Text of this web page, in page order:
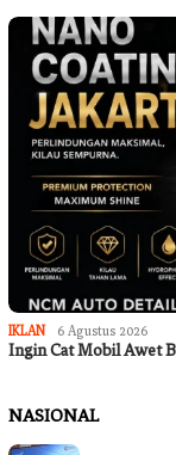
IKLAN 6 Agustus 2026
Ingin Cat Mobil Awet
NASIONAL